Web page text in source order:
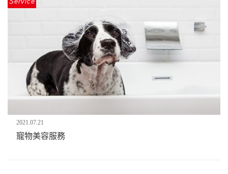
2021.07.21
寵物美容服務